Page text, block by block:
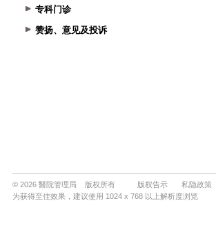
专科门诊
赞扬、意见及投诉
© 2026 醫院管理局 版权所有 版权告示 私隐政策
为获得至佳效果，建议使用 1024 x 768 以上解析度浏览